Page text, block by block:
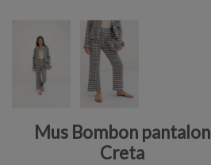
Mus Bombon pantalon
Creta